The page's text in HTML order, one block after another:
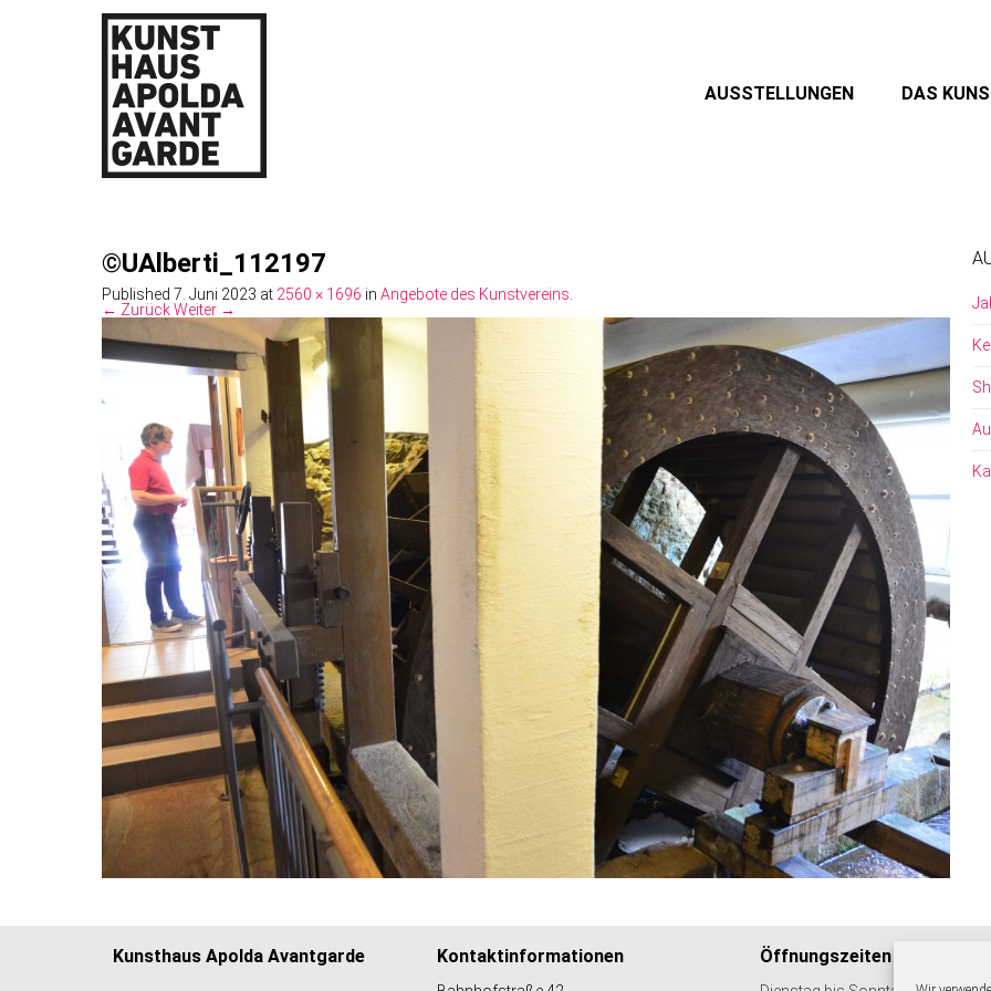
AUSSTELLUNGEN DAS
©UAlberti_112197
Published 7. Juni 2023 at 2560 × 1696 in Angebote des Kunstvereins
← ZurückWeiter →
Kunsthaus Apolda Avantgarde Kontaktinformationen Öffnungszeiten